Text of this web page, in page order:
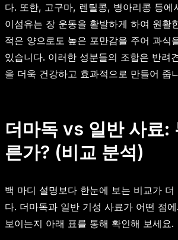
다. 또한, 고구마, 렌틸콩, 병아리콩 등에
이섬유는 장 운동을 활발하게 하여 원활
적은 양으로도 높은 포만감을 주어 과식
있습니다. 이러한 성분들의 조합은 반려
을 더욱 건강하고 효과적으로 만들어 줍
더마독 vs 일반 사료:
른가? (비교 분석)
백 마디 설명보다 한눈에 보는 비교가 더
다. 더마독과 일반 기성 사료가 어떤 점
보이는지 아래 표를 통해 확인해 보세요.